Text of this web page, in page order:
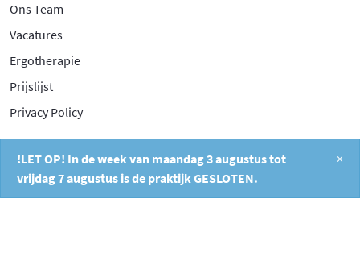
!LET OP! In de week van maandag 3 augustus tot
vrijdag 7 augustus is de praktijk GESLOTEN.
×
Ons Team
Vacatures
Ergotherapie
Prijslijst
Privacy Policy
Contact
Filosofentuin 2A